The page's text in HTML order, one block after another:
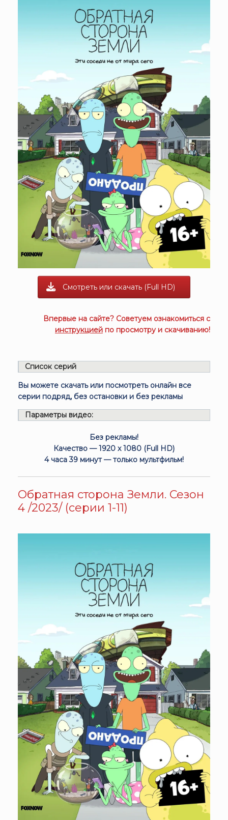
Смотреть или скачать (Full HD)
Впервые на сайте? Советуем ознакомиться с
инструкцией по просмотру и скачиванию!
Список серий
Вы можете скачать или посмотреть онлайн все
серии подряд, без остановки и без рекламы
Параметры видео:
Без рекламы!
Качество — 1920 x 1080 (Full HD)
4 часа 39 минут — только мультфильм!
Обратная сторона Земли. Сезон
4 /2023/ (серии 1-11)